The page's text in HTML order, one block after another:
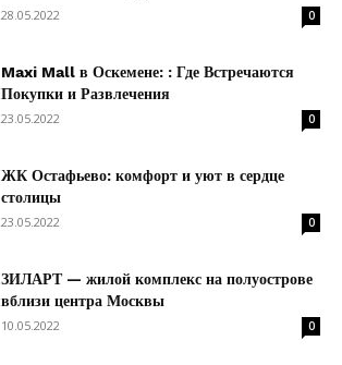
28.05.2022 0
Maxi Mall в Оскемене: : Где Встречаются
Покупки и Развлечения
23.05.2022 0
ЖК Остафьево: комфорт и уют в сердце
столицы
23.05.2022 0
ЗИЛАРТ — жилой комплекс на полуострове
вблизи центра Москвы
10.05.2022 0